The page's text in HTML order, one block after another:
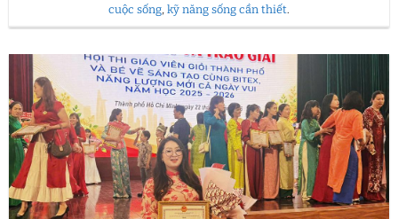
cuộc sống, kỹ năng sống cần thiết.